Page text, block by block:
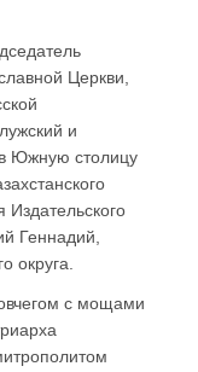
Церкви,
и
Южную столицу
Издательского
Геннадий,
округа.
с мощами